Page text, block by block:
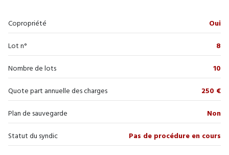
Copropriété
Oui
Lot n°
8
Nombre de lots
10
Quote part annuelle des charges
250 €
Plan de sauvegarde
Non
Statut du syndic
Pas de procédure en cours